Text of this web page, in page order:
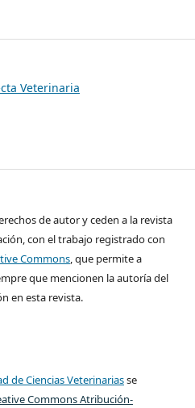
Veterinaria
de autor y ceden a la revista
con el trabajo registrado con
Commons, que permite a
que mencionen la autoría del
en esta revista.
de Ciencias Veterinariasse
Commons Atribución-